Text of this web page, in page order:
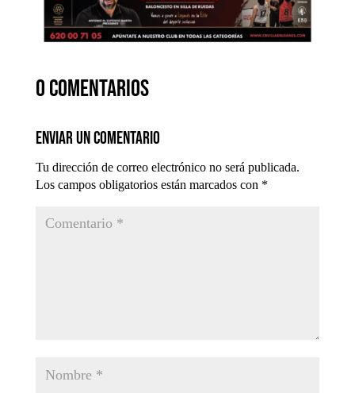
0 comentarios
Enviar un comentario
Tu dirección de correo electrónico no será publicada.
Los campos obligatorios están marcados con *